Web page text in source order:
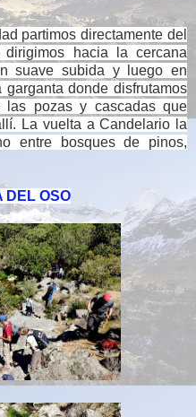
partimos directamente del
hacia la cercana
suave subida y luego en
donde disfrutamos
las pozas y cascadas que
La vuelta a Candelario la
entre bosques de pinos,
DEL OSO